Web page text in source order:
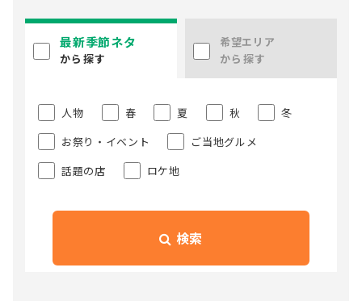
最新季節ネタ
から探す
希望エリア
から探す
人物 春 夏 秋
冬
お祭り・イベント
ご当地グルメ
話題の店
ロケ地
検索